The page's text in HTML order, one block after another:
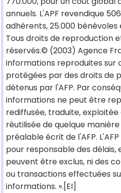
annuels. L'APF revendique
adhérents, 25.000 bénévoles
Tous droits de reproduction
réservés.© (2003) Agence
informations reproduites sur
protégées par des droits de
détenus par l'AFP. Par
informations ne peut être
rediffusée, traduite,
réutilisée de quelque
préalable écrit de l'AFP.
pour responsable des délais,
peuvent être exclus, ni des
ou transactions effectuées
informations. ».[EI]